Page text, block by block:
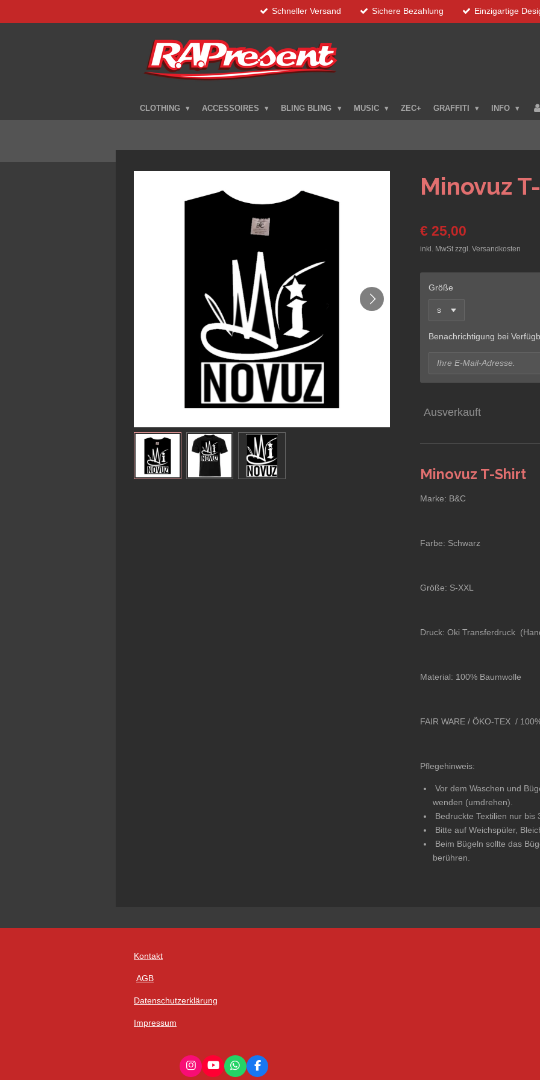
Hauptinhalt
Schneller Versand Sichere Bezahlung Einzigartige
CLOTHING ACCESSOIRES BLING BLING MUSIC ZEC+ GRAFFITI INFO
Minovuz
€ 25,00
inkl. MwSt zzgl. Versandkosten
Größe
Benachrichtigung bei
Ausverkauft
Minovuz T-Shirt
Marke: B&C
Farbe: Schwarz
Größe: S-XXL
Druck: Oki Transferdruck
Material: 100% Baumwolle
FAIR WARE / ÖKO-TEX /
Pflegehinweis:
Vor dem Waschen und
wenden (umdrehen).
Bedruckte Textilien nur bis
Bitte auf Weichspüler,
Beim Bügeln sollte das
berühren.
Kontakt
AGB
Datenschutzerklärung
Impressum
I
Y
W
F